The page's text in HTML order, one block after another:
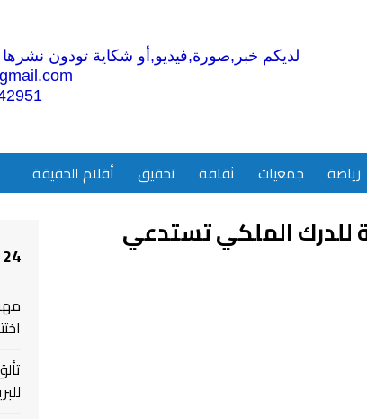
لديكم خبر,صورة,فيديو,أو شكاية تودون نشرها
رياضة جمعيات ثقافة تحقيق أقلام الحقيقة
للدرك الملكي تستدعي
24 ساعة